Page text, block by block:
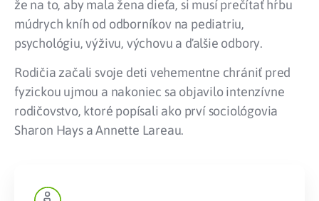
že na to, aby mala žena dieťa, si musí prečítať hŕbu
múdrych kníh od odborníkov na pediatriu,
psychológiu, výživu, výchovu a ďalšie odbory.
Rodičia začali svoje deti vehementne chrániť pred
fyzickou ujmou a nakoniec sa objavilo intenzívne
rodičovstvo, ktoré popísali ako prví sociológovia
Sharon Hays a Annette Lareau.